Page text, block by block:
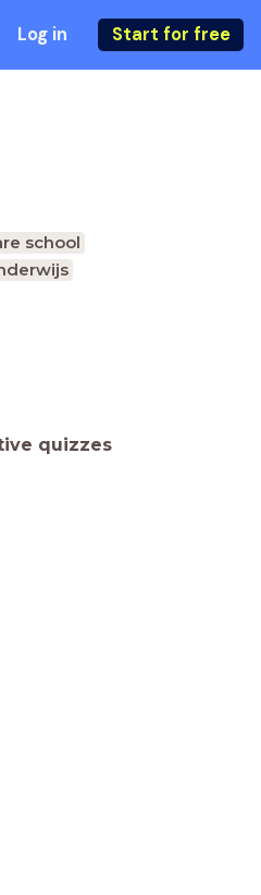
Log in Start for free
school
quizzes